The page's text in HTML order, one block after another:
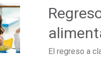
El regreso a